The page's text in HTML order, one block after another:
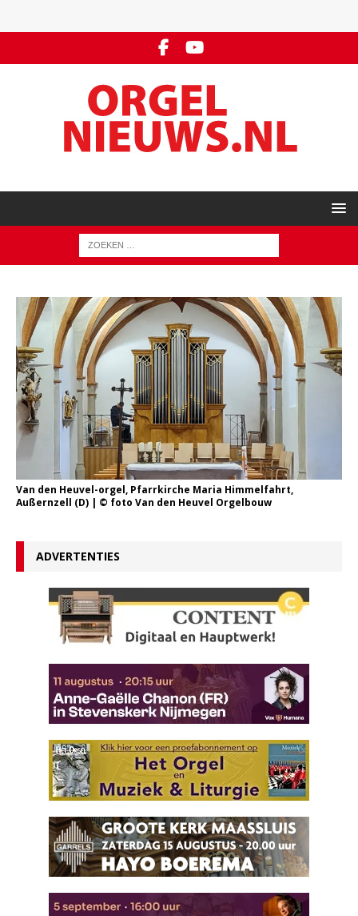
Van den Heuvel-orgel, Pfarrkirche Maria Himmelfahrt,
Außernzell (D) | © foto Van den Heuvel Orgelbouw
ADVERTENTIES